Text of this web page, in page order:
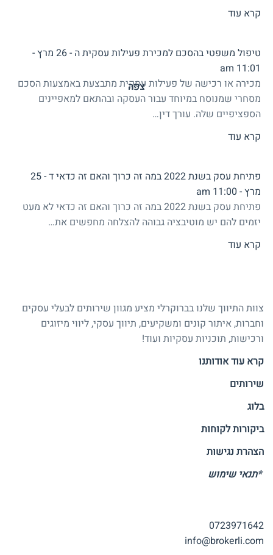
צפה
צפה
צפה
צפה
קרא עוד
טיפול משפטי בהסכם למכירת פעילות עסקית
ה - 26 מרץ -
11:01 am
מכירה או רכישה של פעילות עסקית מתבצעת באמצעות הסכם
מסחרי שמנוסח במיוחד עבור העסקה ובהתאם למאפיינים
הספציפיים שלה. עורך דין…
קרא עוד
פתיחת עסק בשנת 2022 במה זה כרוך והאם זה כדאי
ד - 25
מרץ - 11:00 am
פתיחת עסק בשנת 2022 במה זה כרוך והאם זה כדאי לא מעט
יזמים להם יש מוטיבציה גבוהה להצלחה מחפשים את…
קרא עוד
צוות התיווך שלנו בברוקרלי מציע מגוון שירותים לבעלי עסקים
וחברות, איתור קונים ומשקיעים, תיווך עסקי, ליווי מיזוגים
ורכישות, תוכניות עסקיות ועוד!
קרא עוד אודותנו
שירותים
בלוג
ביקורות לקוחות
הצהרת נגישות
*תנאי שימוש
0723971642
info@brokerli.com